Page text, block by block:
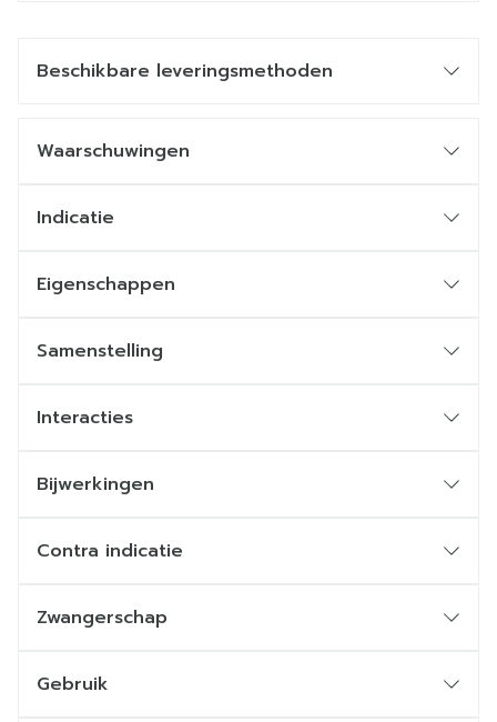
Beschikbare leveringsmethoden
Waarschuwingen
Indicatie
Eigenschappen
Samenstelling
Interacties
Bijwerkingen
Contra indicatie
Zwangerschap
Gebruik